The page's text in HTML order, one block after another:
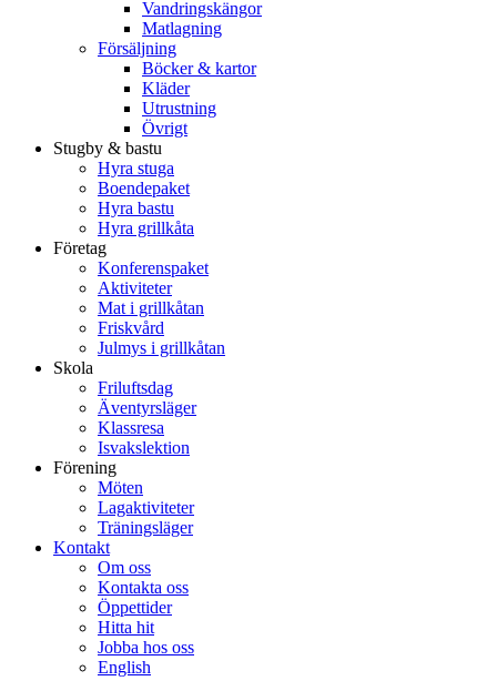
Vandringskängor
Matlagning
Försäljning
Böcker & kartor
Kläder
Utrustning
Övrigt
Stugby & bastu
Hyra stuga
Boendepaket
Hyra bastu
Hyra grillkåta
Företag
Konferenspaket
Aktiviteter
Mat i grillkåtan
Friskvård
Julmys i grillkåtan
Skola
Friluftsdag
Äventyrsläger
Klassresa
Isvakslektion
Förening
Möten
Lagaktiviteter
Träningsläger
Kontakt
Om oss
Kontakta oss
Öppettider
Hitta hit
Jobba hos oss
English